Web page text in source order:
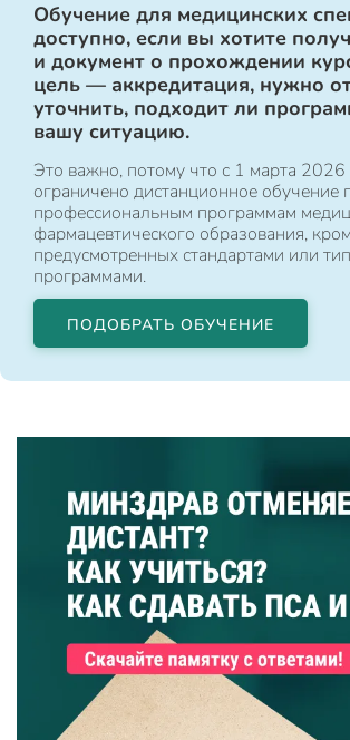
Обучение для медицинских
доступно, если вы хотите
и документ о прохождении
цель — аккредитация, нужно
уточнить, подходит ли
вашу ситуацию.
Это важно, потому что с 1 марта 2026
ограничено дистанционное обучение
профессиональным программам
фармацевтического образования,
предусмотренных стандартами или
программами.
ПОДОБРАТЬ ОБУЧЕНИЕ